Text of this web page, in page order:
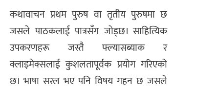
कथावाचन प्रथम पुरुष वा तृतीय पुरुषमा छ
जसले पाठकलाई पात्रसँग जोड्छ। साहित्यिक
उपकरणहरू जस्तै फ्ल्यासब्याक र
क्लाइमेक्सलाई कुशलतापूर्वक प्रयोग गरिएको
छ। भाषा सरल भए पनि विषय गहन छ जसले